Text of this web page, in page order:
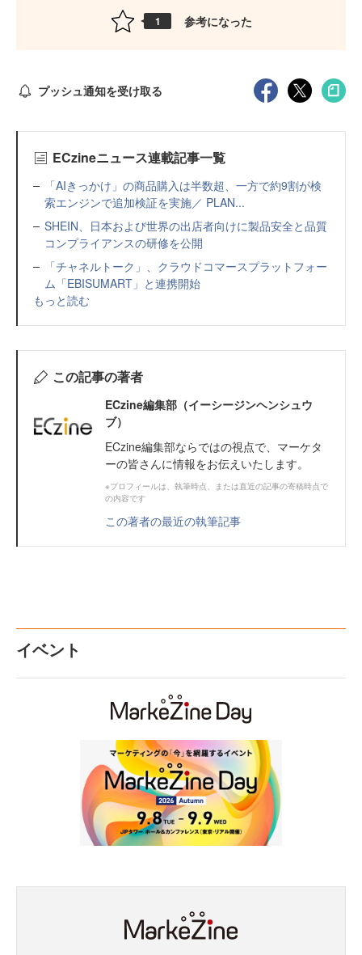
1 参考になった
プッシュ通知を受け取る
ECzineニュース連載記事一覧
「AIきっかけ」の商品購入は半数超、一方で約9割が検
索エンジンで追加検証を実施／ PLAN...
SHEIN、日本および世界の出店者向けに製品安全と品質
コンプライアンスの研修を公開
「チャネルトーク」、クラウドコマースプラットフォー
ム「EBISUMART」と連携開始
もっと読む
この記事の著者
ECzine編集部（イーシージンヘンシュウ
ブ）
ECzine編集部ならではの視点で、マーケタ
ーの皆さんに情報をお伝えいたします。
※プロフィールは、執筆時点、または直近の記事の寄稿時点で
の内容です
この著者の最近の執筆記事
イベント